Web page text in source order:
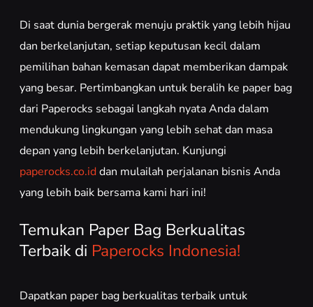
Di saat dunia bergerak menuju praktik yang lebih hijau
dan berkelanjutan, setiap keputusan kecil dalam
pemilihan bahan kemasan dapat memberikan dampak
yang besar. Pertimbangkan untuk beralih ke paper bag
dari Paperocks sebagai langkah nyata Anda dalam
mendukung lingkungan yang lebih sehat dan masa
depan yang lebih berkelanjutan. Kunjungi
paperocks.co.iddan mulailah perjalanan bisnis Anda
yang lebih baik bersama kami hari ini!
Temukan Paper Bag Berkualitas
Terbaik di Paperocks Indonesia!
Dapatkan paper bag berkualitas terbaik untuk